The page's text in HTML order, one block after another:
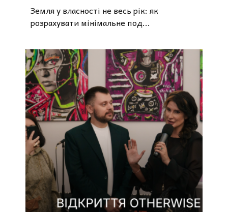
Земля у власності не весь рік: як
розрахувати мінімальне под...